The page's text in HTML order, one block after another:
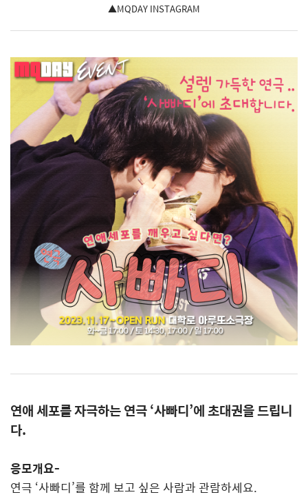
▲MQDAY INSTAGRAM
연애 세포를 자극하는 연극‘사빠디’에 초대권을 드립니
다.
응모개요-
연극 ‘사빠디’를 함께 보고 싶은 사람과 관람하세요.